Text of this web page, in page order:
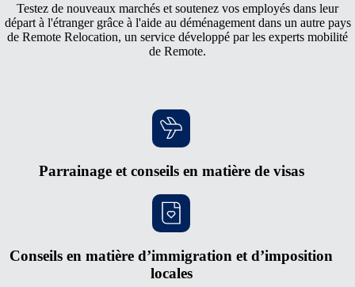
Testez de nouveaux marchés et soutenez vos employés dans leur
départ à l'étranger grâce à l'aide au déménagement dans un autre pays
de Remote Relocation, un service développé par les experts mobilité
de Remote.
Parrainage et conseils en matière de visas
Conseils en matière d’immigration et d’imposition
locales